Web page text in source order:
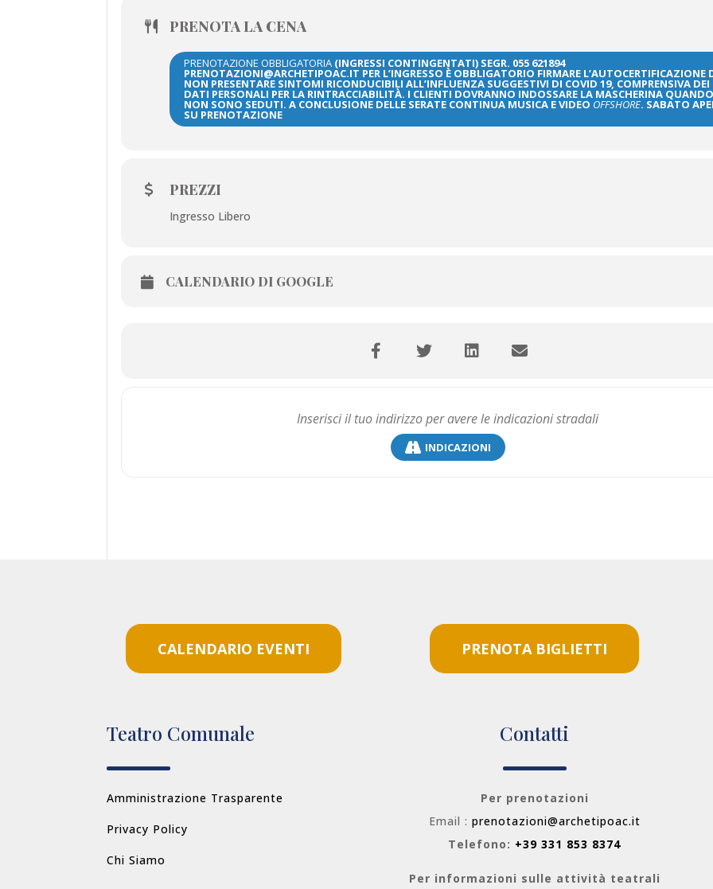
PRENOTA LA CENA
PRENOTAZIONE OBBLIGATORIA (INGRESSI CONTINGENTATI) SEGR. 055 621894
PRENOTAZIONI@ARCHETIPOAC.IT PER L’INGRESSO È OBBLIGATORIO FIRMARE L’AUTOCERTIFICAZIONE
NON PRESENTARE SINTOMI RICONDUCIBILI ALL’INFLUENZA SUGGESTIVI DI COVID 19, COMPRENSIVA DEI
DATI PERSONALI PER LA RINTRACCIABILITÀ. I CLIENTI DOVRANNO INDOSSARE LA MASCHERINA QUANDO
NON SONO SEDUTI. A CONCLUSIONE DELLE SERATE CONTINUA MUSICA E VIDEO OFFSHORE. SABATO
SU PRENOTAZIONE
PREZZI
Ingresso Libero
CALENDARIO DI GOOGLE
INDICAZIONI
CALENDARIO EVENTI PRENOTA BIGLIETTI
Teatro Comunale
Amministrazione Trasparente
Privacy Policy
Chi Siamo
Contatti
Per prenotazioni
Email : prenotazioni@archetipoac.it
Telefono: +39 331 853 8374
Per informazioni sulle attività teatrali